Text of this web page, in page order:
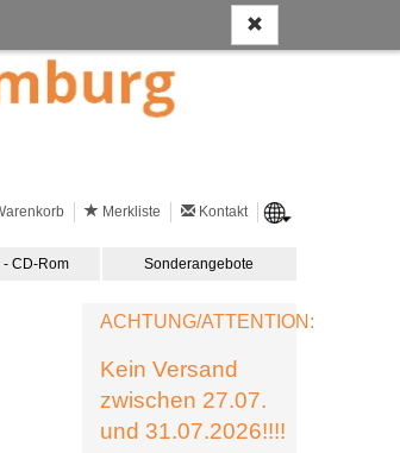
Merkliste Kontakt
- CD-Rom Sonderangebote
ACHTUNG/ATTENTION:
Kein Versand
zwischen 27.07.
und 31.07.2026!!!!